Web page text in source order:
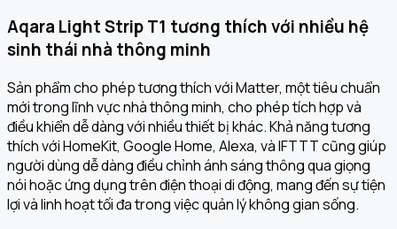
Aqara Light Strip T1 tương thích với nhiều hệ
sinh thái nhà thông minh
Sản phẩm cho phép tương thích với Matter, một tiêu chuẩn
mới trong lĩnh vực nhà thông minh, cho phép tích hợp và
điều khiển dễ dàng với nhiều thiết bị khác. Khả năng tương
thích với HomeKit, Google Home, Alexa, và IFTTT cũng giúp
người dùng dễ dàng điều chỉnh ánh sáng thông qua giọng
nói hoặc ứng dụng trên điện thoại di động, mang đến sự tiện
lợi và linh hoạt tối đa trong việc quản lý không gian sống.